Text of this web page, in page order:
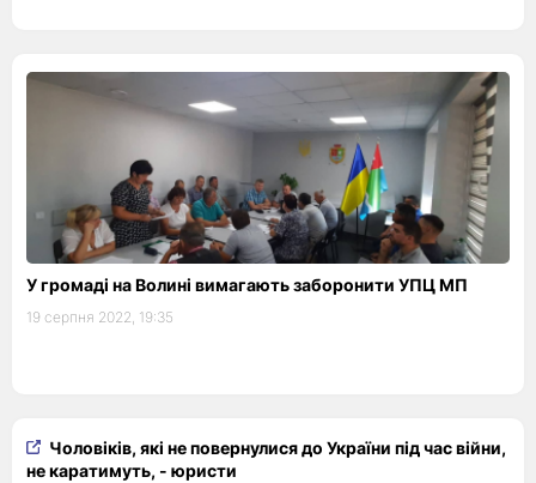
У громаді на Волині вимагають заборонити УПЦ МП
19 серпня 2022, 19:35
Чоловіків, які не повернулися до України під час війни,
не каратимуть, - юристи